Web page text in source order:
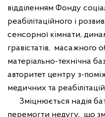
відділенням Фонду
реабілітаційного і
сенсорної кімнати,
гравістатів, масажного
матеріально-технічна
авторитет центру з-
медичних та
Зміцнюється надія
перемогти недугу, що